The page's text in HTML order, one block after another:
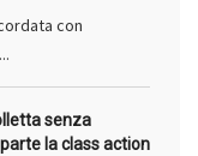
con
senza
la class action